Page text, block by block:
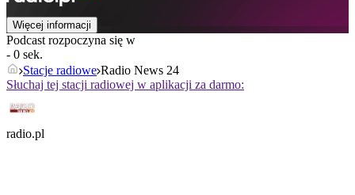
Więcej informacji
Podcast rozpoczyna się w
- 0 sek.
Stacje radiowe Radio News 24
Słuchaj tej stacji radiowej w aplikacji za darmo:
radio.pl